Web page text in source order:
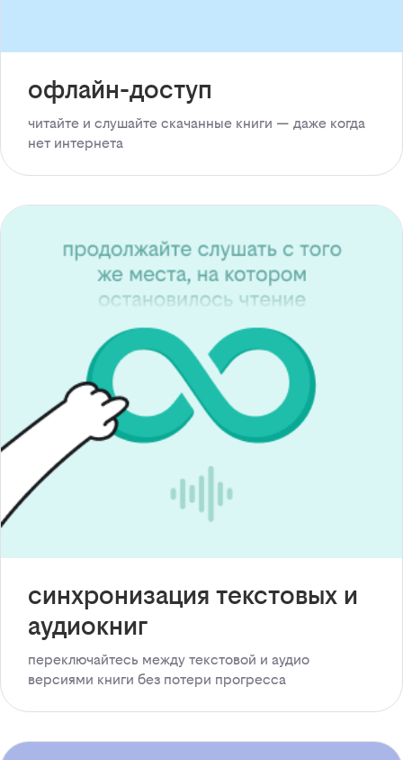
офлайн-доступ
читайте и слушайте скачанные книги — даже когда
нет интернета
синхронизация текстовых и
аудиокниг
переключайтесь между текстовой и аудио
версиями книги без потери прогресса